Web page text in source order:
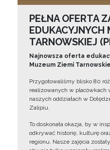
PEŁNA OFERTA
EDUKACYJNYCH
TARNOWSKIEJ
Najnowsza oferta
Muzeum Ziemi
Przygotowaliśmy blisko 80
realizowanych w placówkach
naszych oddziałach w
Zalipiu.
To doskonała okazja, by w
odkrywać historię, kulturę
regionu. Nasze zajęcia